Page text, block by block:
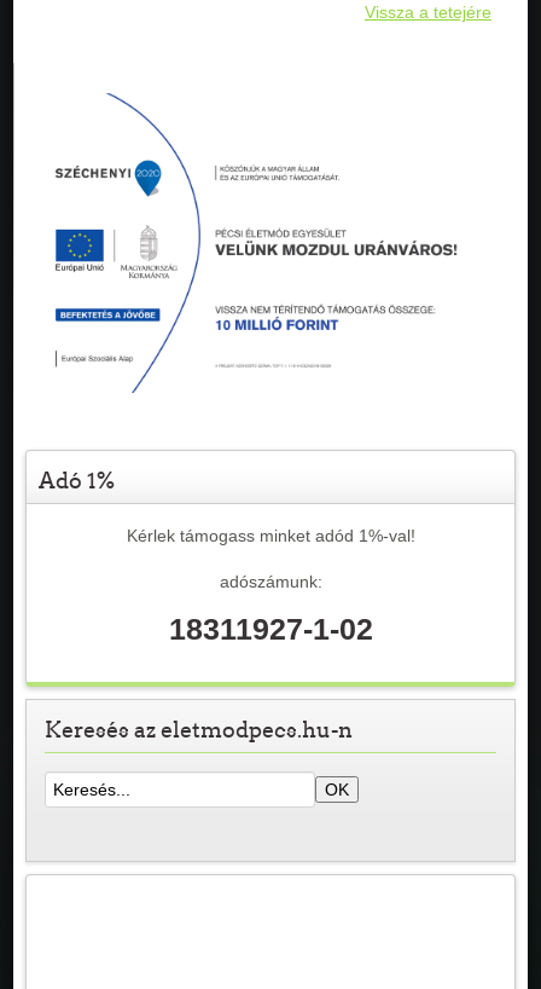
Vissza a tetejére
Adó 1%
Kérlek támogass minket adód 1%-val!
adószámunk:
18311927-1-02
Keresés az eletmodpecs.hu-n